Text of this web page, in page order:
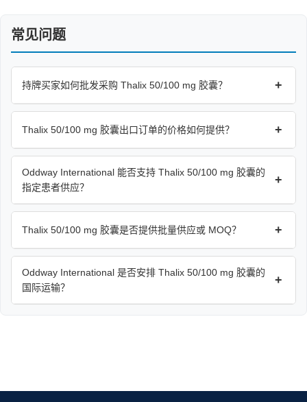
常见问题
持牌买家如何批发采购 Thalix 50/100 mg 胶囊？ +
Thalix 50/100 mg 胶囊出口订单的价格如何提供？ +
Oddway International 能否支持 Thalix 50/100 mg 胶囊的
指定患者供应？
+
Thalix 50/100 mg 胶囊是否提供批量供应或 MOQ？ +
Oddway International 是否安排 Thalix 50/100 mg 胶囊的
国际运输？
+